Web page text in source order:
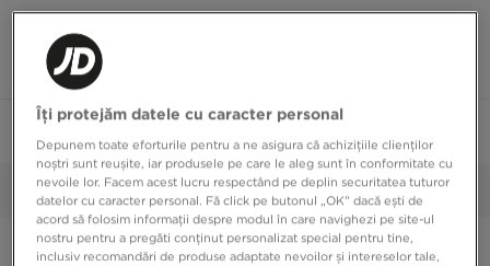
Echipament și accesorii pentru antrenament și
Selectate: Copii Șterge
Îți protejăm datele cu caracter personal
Depunem toate eforturile pentru a ne asigura că achizițiile clienților
noștri sunt reușite, iar produsele pe care le aleg sunt în conformitate cu
nevoile lor. Facem acest lucru respectând pe deplin securitatea tuturor
datelor cu caracter personal. Fă click pe butonul „OK” dacă ești de
acord să folosim informații despre modul în care navighezi pe site-ul
nostru pentru a pregăti conținut personalizat special pentru tine,
inclusiv recomandări de produse adaptate nevoilor și intereselor tale,